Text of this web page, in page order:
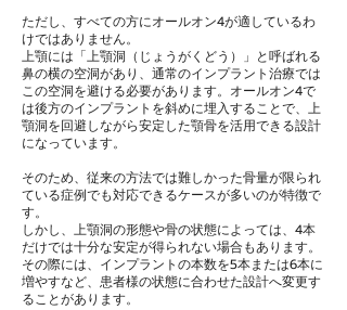
ただし、すべての方にオールオン4が適しているわ
けではありません。
上顎には「上顎洞（じょうがくどう）」と呼ばれる
鼻の横の空洞があり、通常のインプラント治療では
この空洞を避ける必要があります。オールオン4で
は後方のインプラントを斜めに埋入することで、上
顎洞を回避しながら安定した顎骨を活用できる設計
になっています。
そのため、従来の方法では難しかった骨量が限られ
ている症例でも対応できるケースが多いのが特徴で
す。
しかし、上顎洞の形態や骨の状態によっては、4本
だけでは十分な安定が得られない場合もあります。
その際には、インプラントの本数を5本または6本に
増やすなど、患者様の状態に合わせた設計へ変更す
ることがあります。